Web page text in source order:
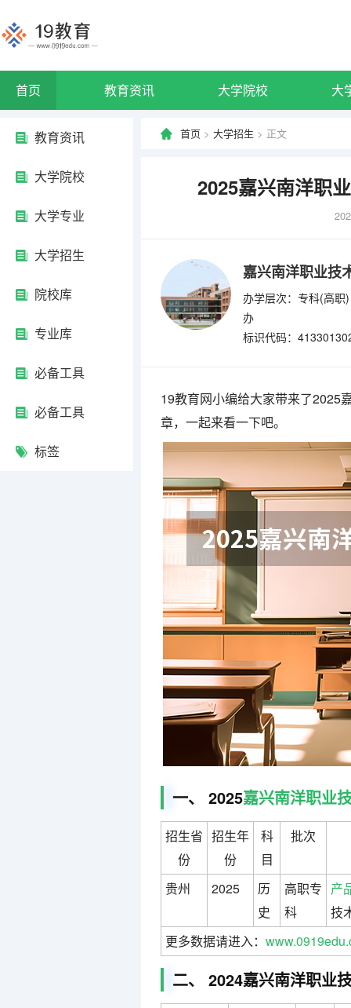
首页 教育资讯 大学院校 大
教育资讯
大学院校
大学专业
大学招生
院校库
专业库
必备工具
必备工具
标签
首页 > 大学招生 > 正文
2025嘉兴南洋职
嘉兴南洋职业技
办学层次：专科(高职)
办
标识代码：
19教育网小编给大家带来了2025
章，一起来看一下吧。
一、 2025嘉兴南洋职业
招生省
份
招生年
份
科
目
批次
贵州 2025
历
史
高职专
科
产
技
更多数据请进入：
二、 2024嘉兴南洋职业